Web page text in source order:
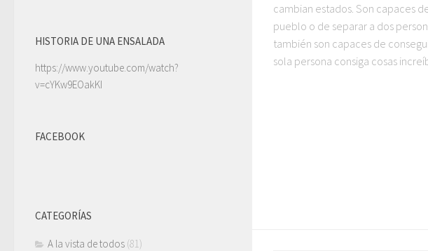
cambian estados. Son capaces
pueblo o de separar a dos
también son capaces de
sola persona consiga cosas
HISTORIA DE UNA ENSALADA
https://www.youtube.com/watch?
v=cYKw9EOakKI
FACEBOOK
CATEGORÍAS
A la vista de todos (81)